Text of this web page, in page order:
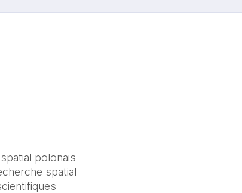
polonais
spatial